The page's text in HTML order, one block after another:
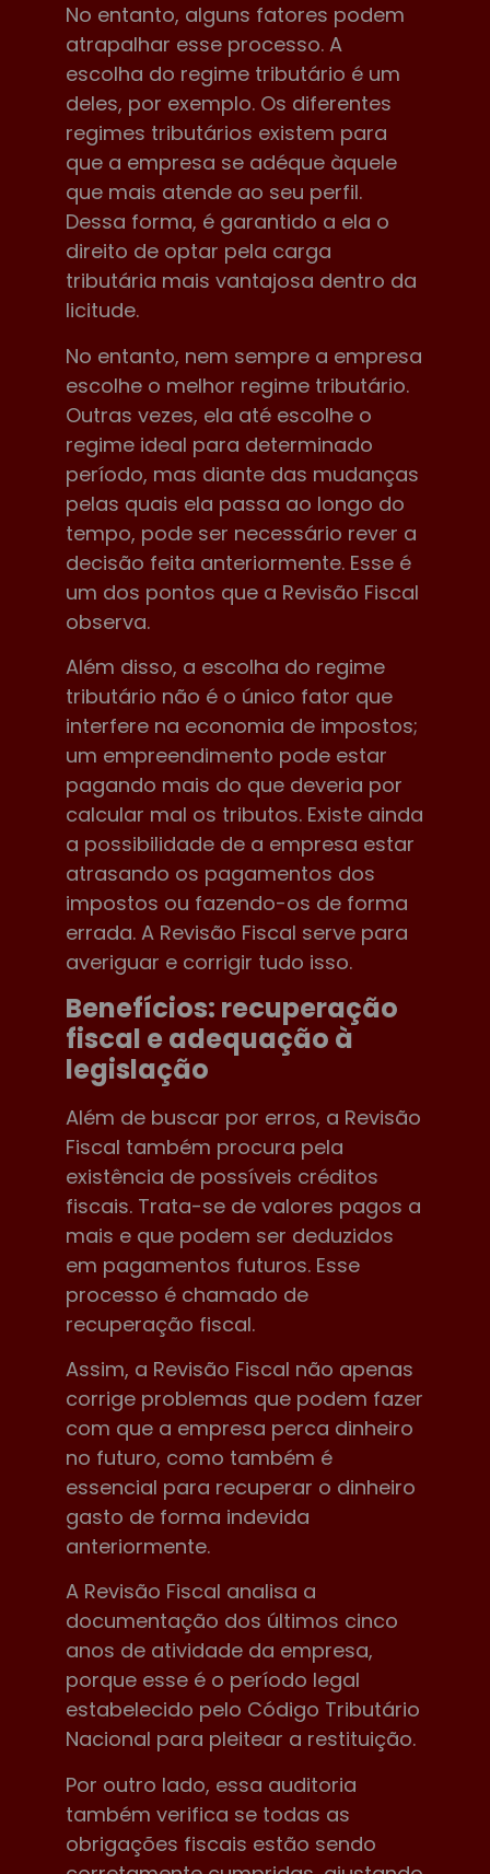
No entanto, alguns fatores podem
atrapalhar esse processo. A
escolha do regime tributário é um
deles, por exemplo. Os diferentes
regimes tributários existem para
que a empresa se adéque àquele
que mais atende ao seu perfil.
Dessa forma, é garantido a ela o
direito de optar pela carga
tributária mais vantajosa dentro da
licitude.
No entanto, nem sempre a empresa
escolhe o melhor regime tributário.
Outras vezes, ela até escolhe o
regime ideal para determinado
período, mas diante das mudanças
pelas quais ela passa ao longo do
tempo, pode ser necessário rever a
decisão feita anteriormente. Esse é
um dos pontos que a Revisão Fiscal
observa.
Além disso, a escolha do regime
tributário não é o único fator que
interfere na economia de impostos;
um empreendimento pode estar
pagando mais do que deveria por
calcular mal os tributos. Existe ainda
a possibilidade de a empresa estar
atrasando os pagamentos dos
impostos ou fazendo-os de forma
errada. A Revisão Fiscal serve para
averiguar e corrigir tudo isso.
Benefícios: recuperação
fiscal e adequação à
legislação
Além de buscar por erros, a Revisão
Fiscal também procura pela
existência de possíveis créditos
fiscais. Trata-se de valores pagos a
mais e que podem ser deduzidos
em pagamentos futuros. Esse
processo é chamado de
recuperação fiscal.
Assim, a Revisão Fiscal não apenas
corrige problemas que podem fazer
com que a empresa perca dinheiro
no futuro, como também é
essencial para recuperar o dinheiro
gasto de forma indevida
anteriormente.
A Revisão Fiscal analisa a
documentação dos últimos cinco
anos de atividade da empresa,
porque esse é o período legal
estabelecido pelo Código Tributário
Nacional para pleitear a restituição.
Por outro lado, essa auditoria
também verifica se todas as
obrigações fiscais estão sendo